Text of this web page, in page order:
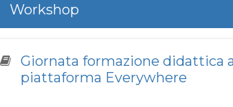
Workshop
Giornata formazione didattica
piattaforma Everywhere